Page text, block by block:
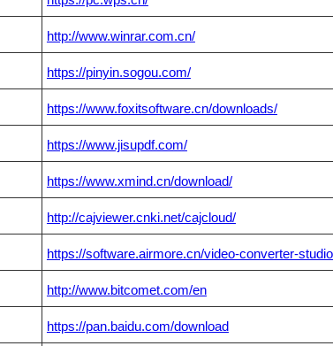
http://www.winrar.com.cn/
https://pinyin.sogou.com/
https://www.foxitsoftware.cn/downloads/
https://www.jisupdf.com/
https://www.xmind.cn/download/
http://cajviewer.cnki.net/cajcloud/
https://software.airmore.cn/video-converter-
http://www.bitcomet.com/en
https://pan.baidu.com/download